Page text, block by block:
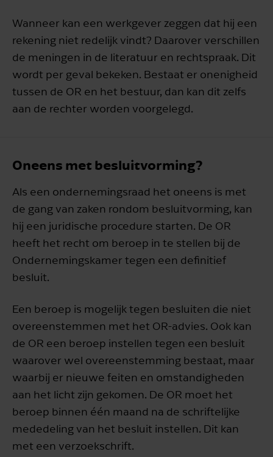
Wanneer kan een werkgever zeggen dat hij een
rekening niet redelijk vindt? Daarover verschillen
de meningen in de literatuur en rechtspraak. Dit
wordt per geval bekeken. Bestaat er onenigheid
tussen de OR en het bestuur, dan kan dit zelfs
aan de rechter worden voorgelegd.
Oneens met besluitvorming?
Als een ondernemingsraad het oneens is met
de gang van zaken rondom besluitvorming, kan
hij een juridische procedure starten. De OR
heeft het recht om beroep in te stellen bij de
Ondernemingskamer tegen een definitief
besluit.
Een beroep is mogelijk tegen besluiten die niet
overeenstemmen met het OR-advies. Ook kan
de OR een beroep instellen tegen een besluit
waarover wel overeenstemming bestaat, maar
waarbij er nieuwe feiten en omstandigheden
aan het licht zijn gekomen. De OR moet het
beroep binnen één maand na de schriftelijke
mededeling van het besluit instellen. Dit kan
met een verzoekschrift.